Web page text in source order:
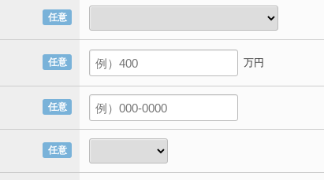
任意
任意 万円
任意
任意